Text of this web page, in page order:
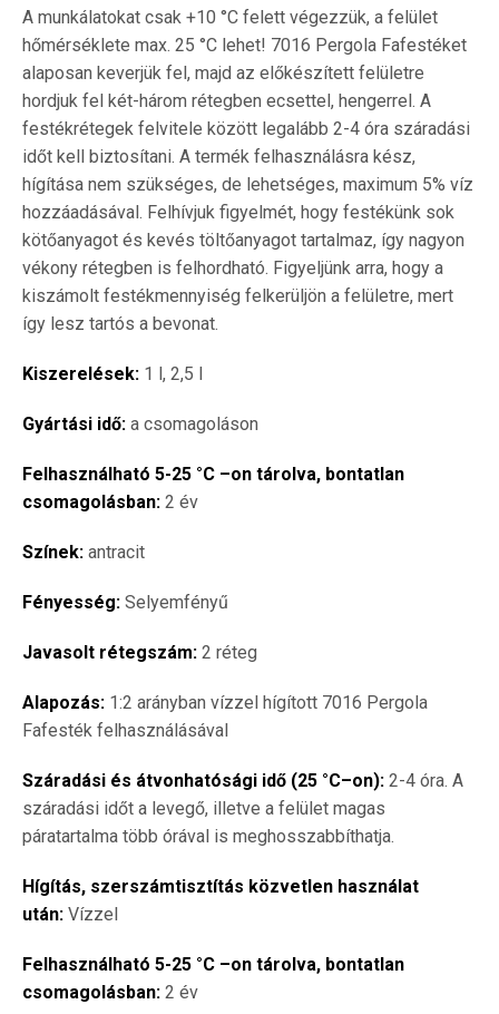
A munkálatokat csak +10 °C felett végezzük, a felület
hőmérséklete max. 25 °C lehet! 7016 Pergola Fafestéket
alaposan keverjük fel, majd az előkészített felületre
hordjuk fel két-három rétegben ecsettel, hengerrel. A
festékrétegek felvitele között legalább 2-4 óra száradási
időt kell biztosítani. A termék felhasználásra kész,
hígítása nem szükséges, de lehetséges, maximum 5% víz
hozzáadásával. Felhívjuk figyelmét, hogy festékünk sok
kötőanyagot és kevés töltőanyagot tartalmaz, így nagyon
vékony rétegben is felhordható. Figyeljünk arra, hogy a
kiszámolt festékmennyiség felkerüljön a felületre, mert
így lesz tartós a bevonat.
Kiszerelések: 1 l, 2,5 l
Gyártási idő: a csomagoláson
Felhasználható 5-25 °C –on tárolva, bontatlan
csomagolásban: 2 év
Színek: antracit
Fényesség: Selyemfényű
Javasolt rétegszám: 2 réteg
Alapozás: 1:2 arányban vízzel hígított 7016 Pergola
Fafesték felhasználásával
Száradási és átvonhatósági idő (25 °C–on): 2-4 óra. A
száradási időt a levegő, illetve a felület magas
páratartalma több órával is meghosszabbíthatja.
Hígítás, szerszámtisztítás közvetlen használat
után: Vízzel
Felhasználható 5-25 °C –on tárolva, bontatlan
csomagolásban: 2 év